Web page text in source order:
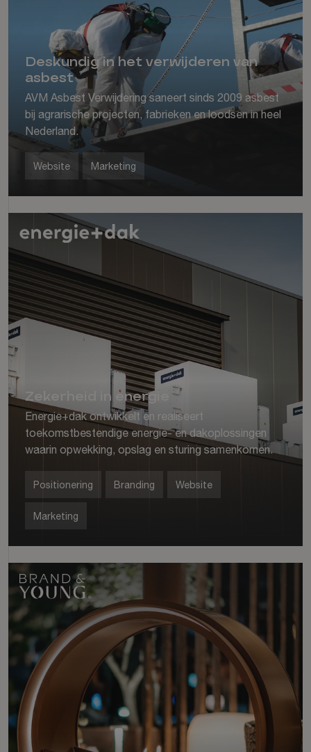
Deskundig in het verwijderen van
asbest
AVM Asbest Verwijdering saneert sinds 2009 asbest
bij agrarische projecten, fabrieken en loodsen in heel
Nederland.
Website Marketing
Zekerheid in energie
Energie+dak ontwikkelt en realiseert
toekomstbestendige energie- en dakoplossingen
waarin opwekking, opslag en sturing samenkomen.
Positionering Branding Website
Marketing